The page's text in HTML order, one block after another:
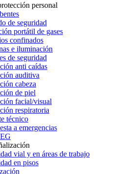
personal
de seguridad
portátil de gases
confinados
e iluminación
de seguridad
anti caídas
auditiva
cabeza
de piel
facial/visual
respiratoria
técnico
a emergencias
vial y en áreas de trabajo
en pisos